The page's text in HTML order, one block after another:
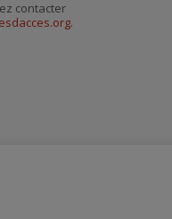
contacter
.